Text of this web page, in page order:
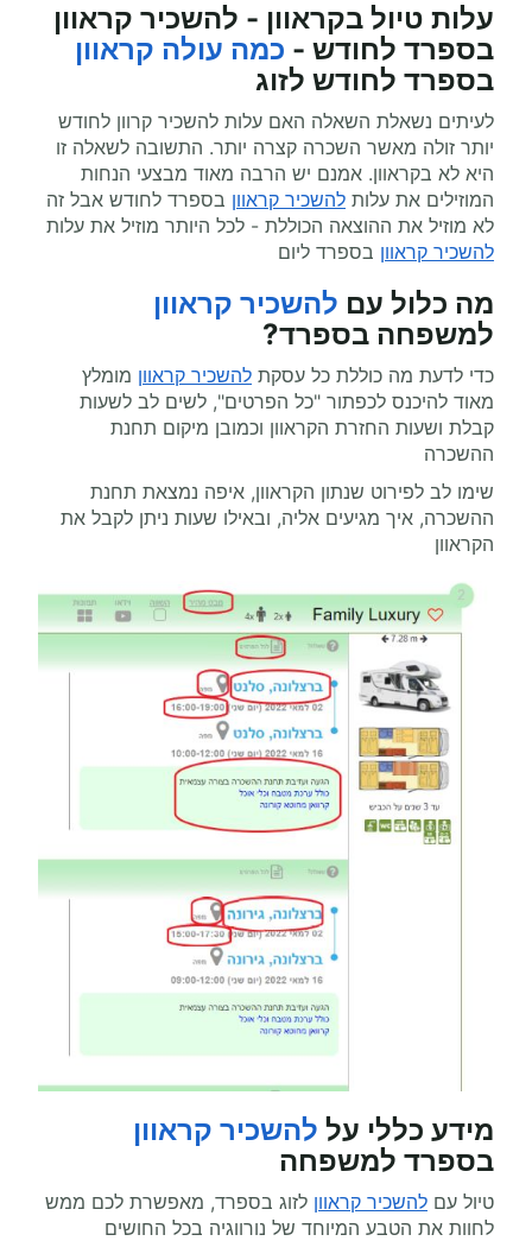
עלות טיול בקראוון - להשכיר קראוון
בספרד לחודש - כמה עולה קראוון
בספרד לחודש לזוג
לעיתים נשאלת השאלה האם עלות להשכיר קרוון לחודש
יותר זולה מאשר השכרה קצרה יותר. התשובה לשאלה זו
היא לא בקראוון. אמנם יש הרבה מאוד מבצעי הנחות
המוזילים את עלות להשכיר קראוון בספרד לחודש אבל זה
לא מוזיל את ההוצאה הכוללת - לכל היותר מוזיל את עלות
להשכיר קראוון בספרד ליום
מה כלול עם להשכיר קראוון
למשפחה בספרד?
כדי לדעת מה כוללת כל עסקת להשכיר קראוון מומלץ
מאוד להיכנס לכפתור "כל הפרטים", לשים לב לשעות
קבלת ושעות החזרת הקראוון וכמובן מיקום תחנת
ההשכרה
שימו לב לפירוט שנתון הקראוון, איפה נמצאת תחנת
ההשכרה, איך מגיעים אליה, ובאילו שעות ניתן לקבל את
הקראוון
מידע כללי על להשכיר קראוון
בספרד למשפחה
טיול עם להשכיר קראוון לזוג בספרד, מאפשרת לכם ממש
לחוות את הטבע המיוחד של נורווגיה בכל החושים